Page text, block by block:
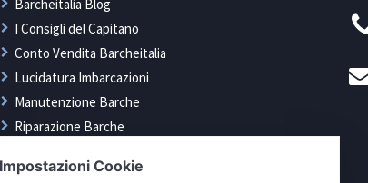
Barcheitalia Blog
I Consigli del Capitano
Conto Vendita Barcheitalia
Lucidatura Imbarcazioni
Manutenzione Barche
Riparazione Barche
Tappezzeria Nautica